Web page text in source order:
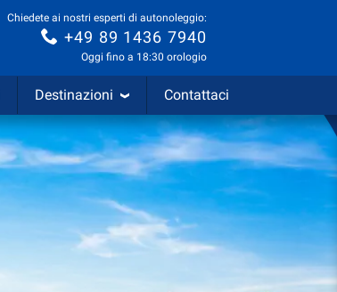
Chiedete ai nostri esperti di autonoleggio:
+49 89 1436 7940
Oggi fino a 18:30 orologio
Destinazioni Contattaci